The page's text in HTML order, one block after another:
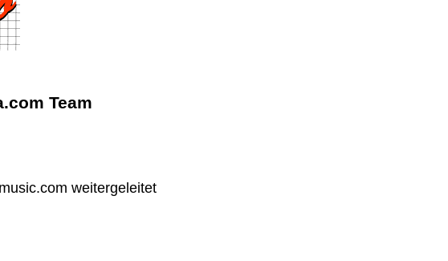
Team
weitergeleitet